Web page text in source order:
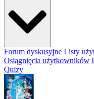
Forum dyskusyjne Listy
Osiągnięcia użytkowników
Quizy